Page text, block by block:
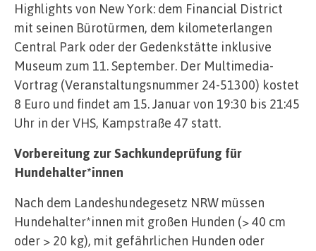
Highlights von New York: dem Financial District
mit seinen Bürotürmen, dem kilometerlangen
Central Park oder der Gedenkstätte inklusive
Museum zum 11. September. Der Multimedia-
Vortrag (Veranstaltungsnummer 24-51300) kostet
8 Euro und findet am 15. Januar von 19:30 bis 21:45
Uhr in der VHS, Kampstraße 47 statt.
Vorbereitung zur Sachkundeprüfung für
Hundehalter*innen
Nach dem Landeshundegesetz NRW müssen
Hundehalter*innen mit großen Hunden (> 40 cm
oder > 20 kg), mit gefährlichen Hunden oder